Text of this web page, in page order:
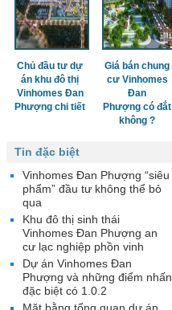
Chủ đầu tư dự
án khu đô thị
Vinhomes Đan
Phượng chi tiết
Giá bán chung
cư Vinhomes
Đan
Phượng có đắt
không ?
Tin đặc biệt
Vinhomes Đan Phượng “siêu
phẩm” đầu tư không thể bỏ
qua
Khu đô thị sinh thái
Vinhomes Đan Phượng an
cư lạc nghiệp phồn vinh
Dự án Vinhomes Đan
Phượng và những điểm nhấn
đặc biệt có 1.0.2
Mặt bằng tổng quan dự án